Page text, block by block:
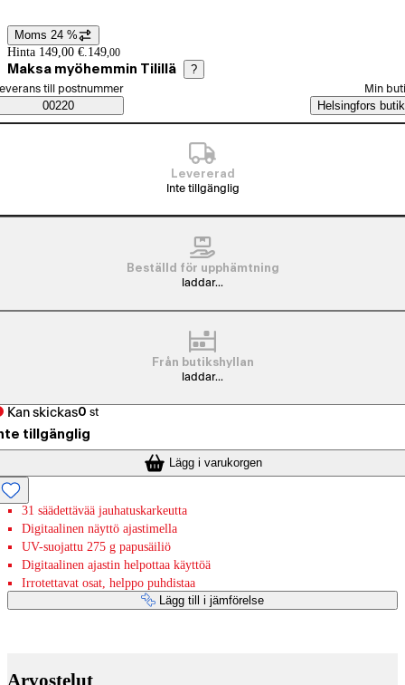
Prisinformation
Moms 24 %
Hinta 149,00 €. 149,00
Maksa myöhemmin Tilillä ?
Saatavuustiedot
beställningssätt
till postnummer
00220
Min
Helsingfors butik
Levererad
Inte tillgänglig
Beställd för upphämtning
laddar...
Från butikshyllan
laddar...
Kan skickas0 st
tillgänglig
Lägg i varukorgen
31 säädettävää jauhatuskarkeutta
Digitaalinen näyttö ajastimella
UV-suojattu 275 g papusäiliö
Digitaalinen ajastin helpottaa käyttöä
Irrotettavat osat, helppo puhdistaa
Lägg till i jämförelse
Arvostelut